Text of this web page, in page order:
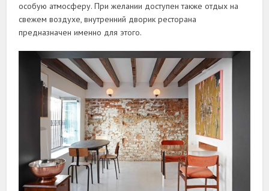
особую атмосферу. При желании доступен также отдых на
свежем воздухе, внутренний дворик ресторана
предназначен именно для этого.